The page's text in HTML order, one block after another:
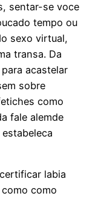
sentar-se voce
tempo ou
sexo virtual,
transa. Da
acastelar
sobre
como
fale alemde
labia
como